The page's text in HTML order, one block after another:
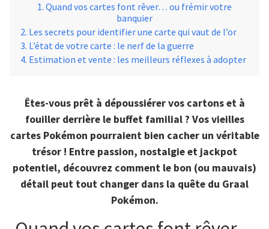
Quand vos cartes font rêver… ou frémir votre
banquier
Les secrets pour identifier une carte qui vaut de l’or
L’état de votre carte : le nerf de la guerre
Estimation et vente : les meilleurs réflexes à adopter
Êtes-vous prêt à dépoussiérer vos cartons et à
fouiller derrière le buffet familial ? Vos vieilles
cartes Pokémon pourraient bien cacher un véritable
trésor ! Entre passion, nostalgie et jackpot
potentiel, découvrez comment le bon (ou mauvais)
détail peut tout changer dans la quête du Graal
Pokémon.